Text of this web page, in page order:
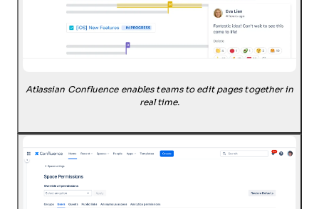
Atlassian Confluence enables teams to edit pages together in
real time.